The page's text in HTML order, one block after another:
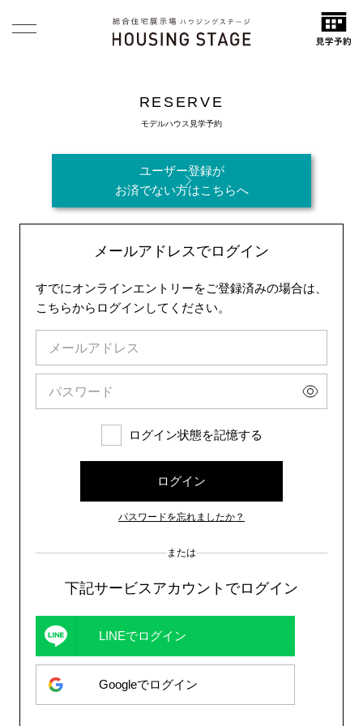
RESERVE
モデルハウス見学予約
ユーザー登録が
お済でない方はこちらへ
メールアドレスでログイン
すでにオンラインエントリーをご登録済みの場合は、
こちらからログインしてください。
ログイン状態を記憶する
ログイン
パスワードを忘れましたか？
または
下記サービスアカウントでログイン
LINEでログイン
Googleでログイン